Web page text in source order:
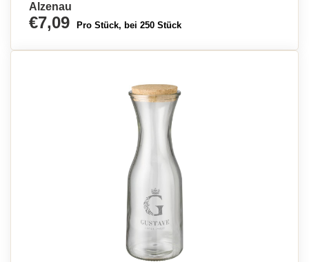
Alzenau
€7,09 Pro Stück, bei 250 Stück